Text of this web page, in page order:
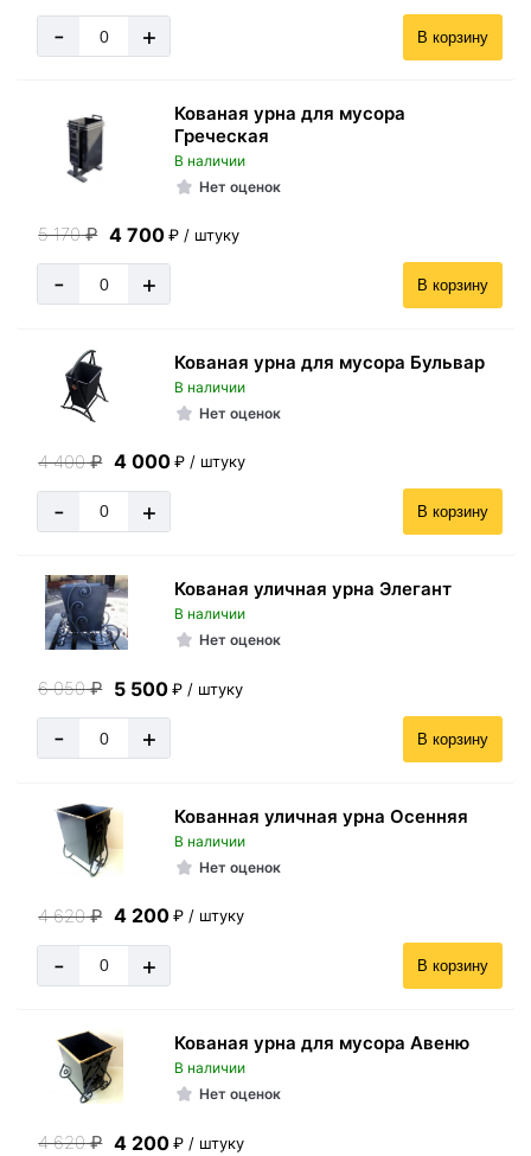
- + В корзину
Кованая урна для мусора
Греческая
В наличии
Нет оценок
5 170₽ 4 700 ₽ / штуку
- + В корзину
Кованая урна для мусора Бульвар
В наличии
Нет оценок
4 400₽ 4 000 ₽ / штуку
- + В корзину
Кованая уличная урна Элегант
В наличии
Нет оценок
6 050₽ 5 500 ₽ / штуку
- + В корзину
Кованная уличная урна Осенняя
В наличии
Нет оценок
4 620₽ 4 200 ₽ / штуку
- + В корзину
Кованая урна для мусора Авеню
В наличии
Нет оценок
4 620₽ 4 200 ₽ / штуку